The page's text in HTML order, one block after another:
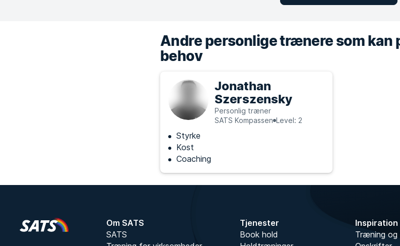
Andre personlige trænere som kan
behov
Jonathan
Szerszensky
Personlig træner
SATS Kompassen Level: 2
Styrke
Kost
Coaching
Om SATS
SATS
Tjenester
Book hold
Inspiration
Træning